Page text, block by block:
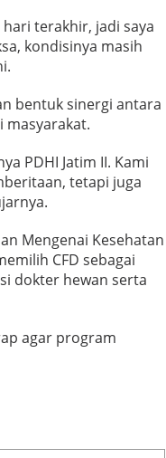
terakhir, jadi saya
kondisinya masih
bentuk sinergi antara
masyarakat.
PDHI Jatim II. Kami
tetapi juga
Mengenai Kesehatan
CFD sebagai
dokter hewan serta
agar program